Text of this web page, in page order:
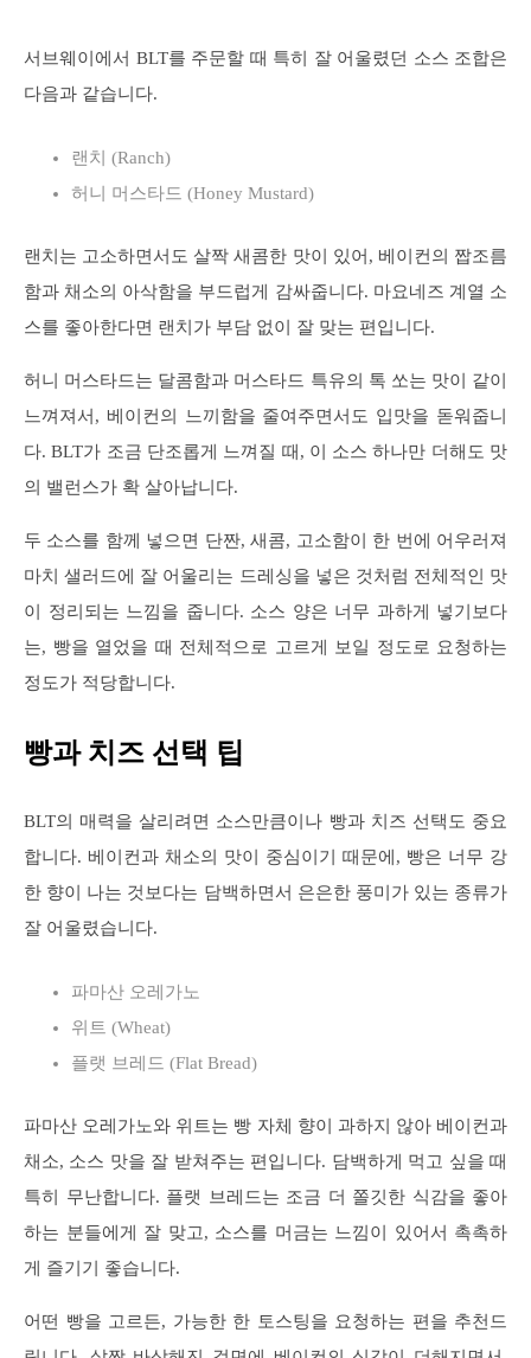
서브웨이에서 BLT를 주문할 때 특히 잘 어울렸던 소스 조합은
다음과 같습니다.
랜치 (Ranch)
허니 머스타드 (Honey Mustard)
랜치는 고소하면서도 살짝 새콤한 맛이 있어, 베이컨의 짭조름
함과 채소의 아삭함을 부드럽게 감싸줍니다. 마요네즈 계열 소
스를 좋아한다면 랜치가 부담 없이 잘 맞는 편입니다.
허니 머스타드는 달콤함과 머스타드 특유의 톡 쏘는 맛이 같이
느껴져서, 베이컨의 느끼함을 줄여주면서도 입맛을 돋워줍니
다. BLT가 조금 단조롭게 느껴질 때, 이 소스 하나만 더해도 맛
의 밸런스가 확 살아납니다.
두 소스를 함께 넣으면 단짠, 새콤, 고소함이 한 번에 어우러져
마치 샐러드에 잘 어울리는 드레싱을 넣은 것처럼 전체적인 맛
이 정리되는 느낌을 줍니다. 소스 양은 너무 과하게 넣기보다
는, 빵을 열었을 때 전체적으로 고르게 보일 정도로 요청하는
정도가 적당합니다.
빵과 치즈 선택 팁
BLT의 매력을 살리려면 소스만큼이나 빵과 치즈 선택도 중요
합니다. 베이컨과 채소의 맛이 중심이기 때문에, 빵은 너무 강
한 향이 나는 것보다는 담백하면서 은은한 풍미가 있는 종류가
잘 어울렸습니다.
파마산 오레가노
위트 (Wheat)
플랫 브레드 (Flat Bread)
파마산 오레가노와 위트는 빵 자체 향이 과하지 않아 베이컨과
채소, 소스 맛을 잘 받쳐주는 편입니다. 담백하게 먹고 싶을 때
특히 무난합니다. 플랫 브레드는 조금 더 쫄깃한 식감을 좋아
하는 분들에게 잘 맞고, 소스를 머금는 느낌이 있어서 촉촉하
게 즐기기 좋습니다.
어떤 빵을 고르든, 가능한 한 토스팅을 요청하는 편을 추천드